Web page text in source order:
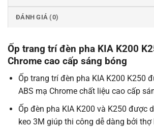
ĐÁNH GIÁ (0)
Ốp trang trí đèn pha KIA K200
Chrome cao cấp sáng bóng
Ốp trang trí đèn pha KIA K200 K250
ABS mạ Chrome chất liệu cao cấp
Ốp đèn pha KIA K200 và K250 được
keo 3M giúp thi công dễ dàng bởi